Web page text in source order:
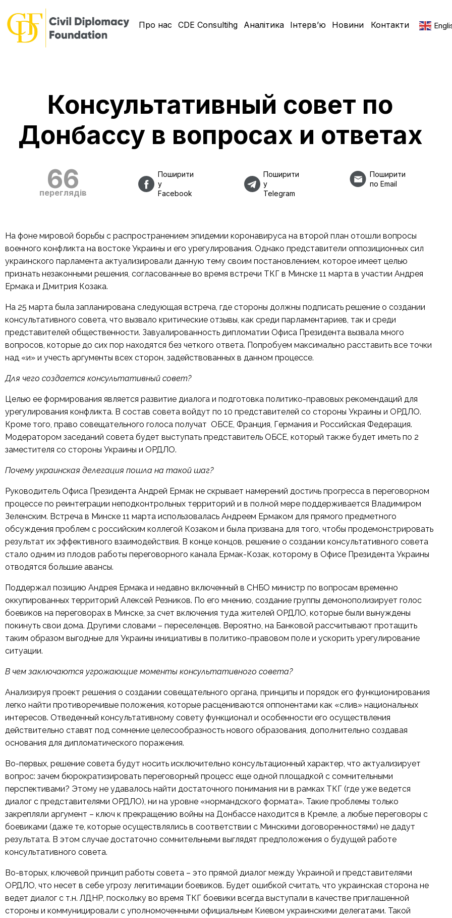
Про нас CDE Consultihg Аналітика Інтерв’ю Новини Контакти
Консультативный совет по
Донбассу в вопросах и ответах
66
переглядів
Поширити
у
Facebook
Поширити
у
Telegram
Поширити
по Email
На фоне мировой борьбы с распространением эпидемии коронавируса на второй план отошли вопросы
военного конфликта на востоке Украины и его урегулирования. Однако представители оппозиционных сил
украинского парламента актуализировали данную тему своим постановлением, которое имеет целью
признать незаконными решения, согласованные во время встречи ТКГ в Минске 11 марта в участии Андрея
Ермака и Дмитрия Козака.
На 25 марта была запланирована следующая встреча, где стороны должны подписать решение о создании
консультативного совета, что вызвало критические отзывы, как среди парламентариев, так и среди
представителей общественности. Завуалированность дипломатии Офиса Президента вызвала много
вопросов, которые до сих пор находятся без четкого ответа. Попробуем максимально расставить все точки
над «и» и учесть аргументы всех сторон, задействованных в данном процессе.
Для чего создается консультативный совет?
Целью ее формирования является развитие диалога и подготовка политико-правовых рекомендаций для
урегулирования конфликта. В состав совета войдут по 10 представителей со стороны Украины и ОРДЛО.
Кроме того, право совещательного голоса получат ОБСЕ, Франция, Германия и Российская Федерация.
Модератором заседаний совета будет выступать представитель ОБСЕ, который также будет иметь по 2
заместителя со стороны Украины и ОРДЛО.
Почему украинская делегация пошла на такой шаг?
Руководитель Офиса Президента Андрей Ермак не скрывает намерений достичь прогресса в переговорном
процессе по реинтеграции неподконтрольных территорий и в полной мере поддерживается Владимиром
Зеленским. Встреча в Минске 11 марта использовалась Андреем Ермаком для прямого предметного
обсуждения проблем с российским коллегой Козаком и была призвана для того, чтобы продемонстрировать
результат их эффективного взаимодействия. В конце концов, решение о создании консультативного совета
стало одним из плодов работы переговорного канала Ермак-Козак, которому в Офисе Президента Украины
отводятся большие авансы.
Поддержал позицию Андрея Ермака и недавно включенный в СНБО министр по вопросам временно
оккупированных территорий Алексей Резников. По его мнению, создание группы демонополизирует голос
боевиков на переговорах в Минске, за счет включения туда жителей ОРДЛО, которые были вынуждены
покинуть свои дома. Другими словами – переселенцев. Вероятно, на Банковой рассчитывают протащить
таким образом выгодные для Украины инициативы в политико-правовом поле и ускорить урегулирование
ситуации.
В чем заключаются угрожающие моменты консультативного совета?
Анализируя проект решения о создании совещательного органа, принципы и порядок его функционирования
легко найти противоречивые положения, которые расцениваются оппонентами как «слив» национальных
интересов. Отведенный консультативному совету функционал и особенности его осуществления
действительно ставят под сомнение целесообразность нового образования, дополнительно создавая
основания для дипломатического поражения.
Во-первых, решение совета будут носить исключительно консультационный характер, что актуализирует
вопрос: зачем бюрократизировать переговорный процесс еще одной площадкой с сомнительными
перспективами? Этому не удавалось найти достаточного понимания ни в рамках ТКГ (где уже ведется
диалог с представителями ОРДЛО), ни на уровне «нормандского формата». Такие проблемы только
закрепляли аргумент – ключ к прекращению войны на Донбассе находится в Кремле, а любые переговоры с
боевиками (даже те, которые осуществлялись в соответствии с Минскими договоренностями) не дадут
результата. В этом случае достаточно сомнительными выглядят предположения о будущей работе
консультативного совета.
Во-вторых, ключевой принцип работы совета – это прямой диалог между Украиной и представителями
ОРДЛО, что несет в себе угрозу легитимации боевиков. Будет ошибкой считать, что украинская сторона не
ведет диалог с т.н. ЛДНР, поскольку во время ТКГ боевики всегда выступали в качестве приглашенной
стороны и коммуницировали с уполномоченными официальным Киевом украинскими делегатами. Такой